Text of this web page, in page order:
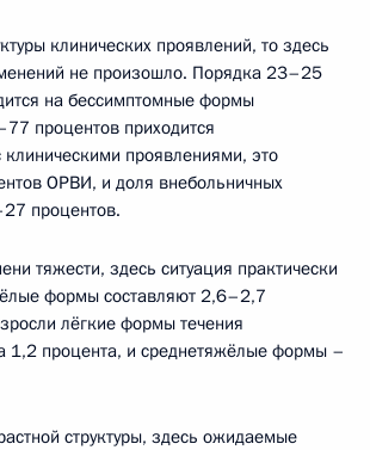
клинических проявлений, то здесь
не произошло. Порядка 23–25
на бессимптомные формы
процентов приходится
клиническими проявлениями, это
ОРВИ, и доля внебольничных
процентов.
тяжести, здесь ситуация практически
формы составляют 2,6–2,7
лёгкие формы течения
1,2 процента, и среднетяжёлые формы –
структуры, здесь ожидаемые